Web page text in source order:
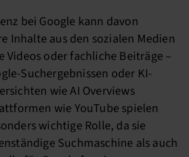
bei Google kann davon
Inhalte aus den sozialen Medien
Videos oder fachliche Beiträge –
Suchergebnissen oder KI-
wie AI Overviews
wie YouTube spielen
wichtige Rolle, da sie
Suchmaschine als auch